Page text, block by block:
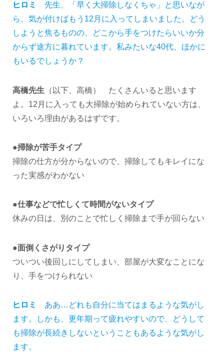
ヒロミ
先生、「早く大掃除しなくちゃ」と思いなが
ら、気が付けばもう12月に入ってしまいました。どう
しようと焦るものの、どこから手をつけたらいいか分
からず途方に暮れています。私みたいな40代、ほかに
もいるでしょうか？
高橋先生 （以下、高橋） たくさんいると思います
よ。12月に入っても大掃除が始められていない方は、
いろいろ理由があるはずです。
●掃除が苦手タイプ
掃除の仕方が分からないので、掃除してもキレイにな
った実感がわかない
●仕事などで忙しくて時間がないタイプ
休みの日は、別のことで忙しく掃除まで手が回らない
●面倒くさがりタイプ
ついつい後回しにしてしまい、部屋が大変なことにな
り、手をつけられない
ヒロミ
ああ…どれも自分に当てはまるような気がし
ます。しかも、更年期って疲れやすいので、どうして
も掃除が長続きしないということもあるような気がし
ます。